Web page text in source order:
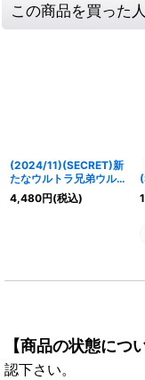
この商品を買った
(2024/11)(SECRET)新
たなウルトラ兄弟ウルト
ラマンメビウス【X-
SEC】{CB32-X05}
4,480円(税込)
【商品の状態につ
認下さい。